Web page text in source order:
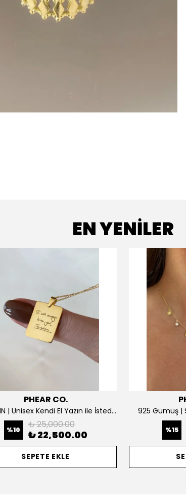
EN YENİLER
PHEAR CO.
14K ALTIN | Unisex Kendi El Yazın ile İstediğini Yazdır Plaka Kolye
%10 ₺ 25,000.00
₺ 22,500.00
SEPETE EKLE
925 Gümüş |
%15